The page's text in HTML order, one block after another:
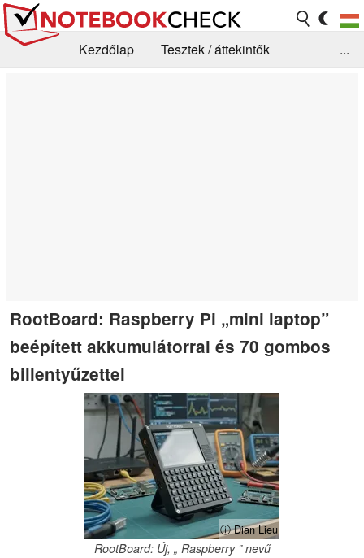
Kezdőlap
Tesztek / áttekintők
...
RootBoard: Raspberry Pi „mini laptop”
beépített akkumulátorral és 70 gombos
billentyűzettel
ⓘ Dian Lieu
RootBoard: Új, „ Raspberry ” nevű